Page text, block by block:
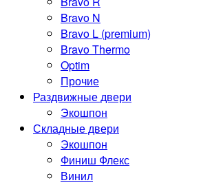
Bravo N
Bravo L (premium)
Bravo Thermo
Optim
Прочие
Раздвижные двери
Экошпон
Складные двери
Экошпон
Финиш Флекс
Винил